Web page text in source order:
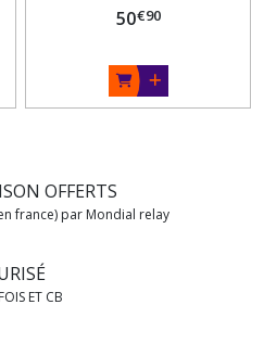
50€90
OFFERTS
france) par Mondial relay
ET CB